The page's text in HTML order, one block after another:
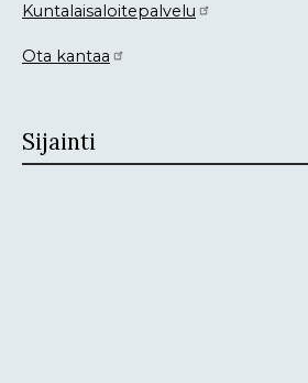
Kuntalaisaloitepalvelu
Ota kantaa
Sijainti